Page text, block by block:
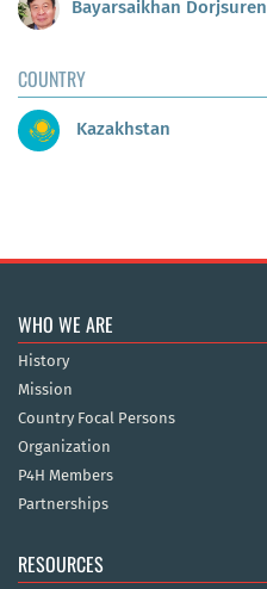
Bayarsaikhan Dorjsuren
COUNTRY
Kazakhstan
WHO WE ARE
History
Mission
Country Focal Persons
Organization
P4H Members
Partnerships
RESOURCES